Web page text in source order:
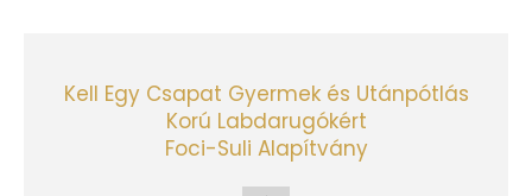
Kell Egy Csapat Gyermek és Utánpótlás
Korú Labdarugókért
Foci-Suli Alapítvány